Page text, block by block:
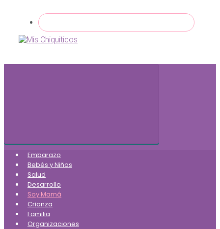
Embarazo
Bebés y Niños
Salud
Desarrollo
Soy Mamá
Crianza
Familia
Organizaciones